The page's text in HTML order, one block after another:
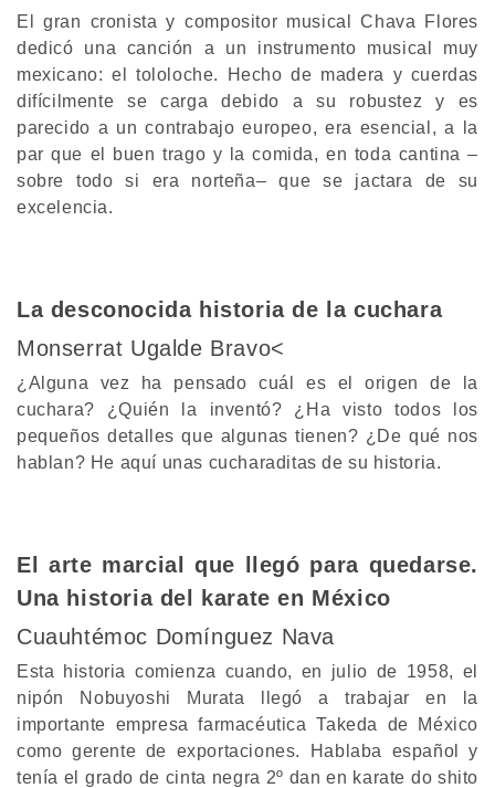
El gran cronista y compositor musical Chava Flores
dedicó una canción a un instrumento musical muy
mexicano: el tololoche. Hecho de madera y cuerdas
difícilmente se carga debido a su robustez y es
parecido a un contrabajo europeo, era esencial, a la
par que el buen trago y la comida, en toda cantina –
sobre todo si era norteña– que se jactara de su
excelencia.
La desconocida historia de la cuchara
Monserrat Ugalde Bravo<
¿Alguna vez ha pensado cuál es el origen de la
cuchara? ¿Quién la inventó? ¿Ha visto todos los
pequeños detalles que algunas tienen? ¿De qué nos
hablan? He aquí unas cucharaditas de su historia.
El arte marcial que llegó para quedarse.
Una historia del karate en México
Cuauhtémoc Domínguez Nava
Esta historia comienza cuando, en julio de 1958, el
nipón Nobuyoshi Murata llegó a trabajar en la
importante empresa farmacéutica Takeda de México
como gerente de exportaciones. Hablaba español y
tenía el grado de cinta negra 2º dan en karate do shito